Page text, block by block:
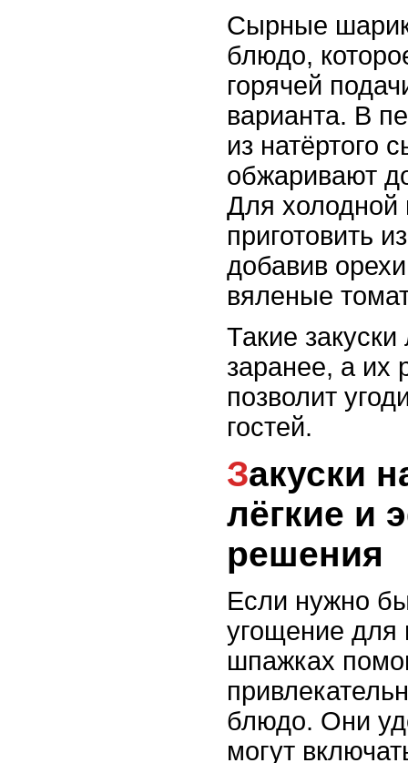
Сырные
блюдо,
горячей
варианта. В
из натёртого
обжаривают
Для холодной
приготовить
добавив
вяленые
Такие закуски
заранее, а их
позволит
гостей.
Закуски на шпажках:
лёгкие и
решения
Если нужно
угощение для
шпажках
блюдо. Они
могут